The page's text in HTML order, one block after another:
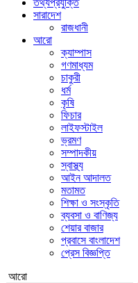
তথ্যপ্রযুক্তি
সারাদেশ
রাজধানী
আরো
ক্যাম্পাস
গণমাধ্যম
চাকুরী
ধর্ম
কৃষি
ফিচার
লাইফস্টাইল
ভ্রমণ
সম্পাদকীয়
স্বাস্থ্য
আইন আদালত
মতামত
শিক্ষা ও সংস্কৃতি
ব্যবসা ও বাণিজ্য
শেয়ার বাজার
প্রবাসে বাংলাদেশ
প্রেস বিজ্ঞপ্তি
আরো